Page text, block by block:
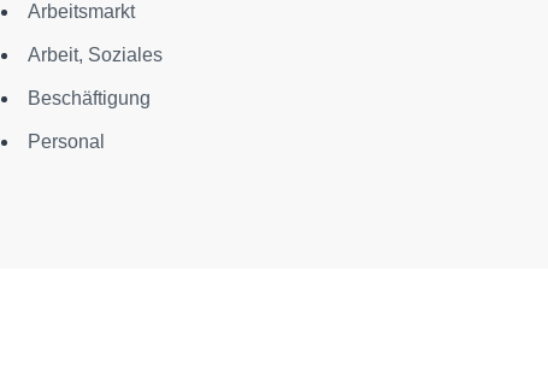
Arbeitsmarkt
Arbeit, Soziales
Beschäftigung
Personal